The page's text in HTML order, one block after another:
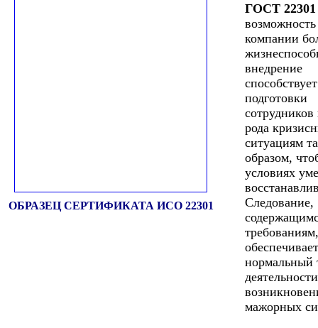
ОБРАЗЕЦ СЕРТИФИКАТА ИСО 22301
ГОСТ 22301
возможность
компании
внедрение
способствует
подготовки
сотрудников
рода
ситуациям
образом,
условиях
Следование,
требованиям,
обеспечивает
нормальный
мажорных